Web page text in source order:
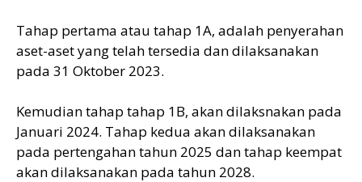
Tahap pertama atau tahap 1A, adalah penyerahan
aset-aset yang telah tersedia dan dilaksanakan
pada 31 Oktober 2023.
Kemudian tahap tahap 1B, akan dilaksnakan pada
Januari 2024. Tahap kedua akan dilaksanakan
pada pertengahan tahun 2025 dan tahap keempat
akan dilaksanakan pada tahun 2028.